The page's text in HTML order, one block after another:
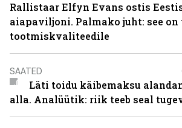
Rallistaar Elfyn Evans ostis
aiapaviljoni. Palmako juht: see
tootmiskvaliteedile
SAATED
Läti toidu käibemaksu
alla. Analüütik: riik teeb seal